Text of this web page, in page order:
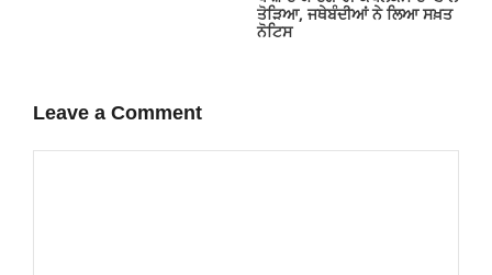
ਤੋੜਿਆ, ਜਥੇਬੰਦੀਆਂ ਨੇ ਲਿਆ ਸਖ਼ਤ
ਨੋਟਿਸ
Leave a Comment